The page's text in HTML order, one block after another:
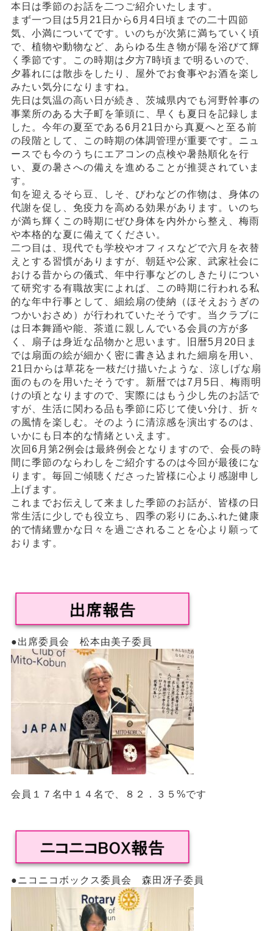
本日は季節のお話を二つご紹介いたします。
まず一つ目は5月21日から6月4日頃までの二十四節
気、小満についてです。いのちが次第に満ちていく頃
で、植物や動物など、あらゆる生き物が陽を浴びて輝
く季節です。この時期は夕方7時頃まで明るいので、
夕暮れには散歩をしたり、屋外でお食事やお酒を楽し
みたい気分になりますね。
先日は気温の高い日が続き、茨城県内でも河野幹事の
事業所のある大子町を筆頭に、早くも夏日を記録しま
した。今年の夏至である6月21日から真夏へと至る前
の段階として、この時期の体調管理が重要です。ニュ
ースでも今のうちにエアコンの点検や暑熱順化を行
い、夏の暑さへの備えを進めることが推奨されていま
す。
旬を迎えるそら豆、しそ、びわなどの作物は、身体の
代謝を促し、免疫力を高める効果があります。いのち
が満ち輝くこの時期にぜひ身体を内外から整え、梅雨
や本格的な夏に備えてください。
二つ目は、現代でも学校やオフィスなどで六月を衣替
えとする習慣がありますが、朝廷や公家、武家社会に
おける昔からの儀式、年中行事などのしきたりについ
て研究する有職故実によれば、この時期に行われる私
的な年中行事として、細絵扇の使納（ほそえおうぎの
つかいおさめ）が行われていたそうです。当クラブに
は日本舞踊や能、茶道に親しんでいる会員の方が多
く、扇子は身近な品物かと思います。旧暦5月20日ま
では扇面の絵が細かく密に書き込まれた細扇を用い、
21日からは草花を一枝だけ描いたような、涼しげな扇
面のものを用いたそうです。新暦では7月5日、梅雨明
けの頃となりますので、実際にはもう少し先のお話で
すが、生活に関わる品も季節に応じて使い分け、折々
の風情を楽しむ。そのように清涼感を演出するのは、
いかにも日本的な情緒といえます。
次回6月第2例会は最終例会となりますので、会長の時
間に季節のならわしをご紹介するのは今回が最後にな
ります。毎回ご傾聴くださった皆様に心より感謝申し
上げます。
これまでお伝えして来ました季節のお話が、皆様の日
常生活に少しでも役立ち、四季の彩りにあふれた健康
的で情緒豊かな日々を過ごされることを心より願って
おります。
●出席委員会 松本由美子委員
会員１７名中１４名で、８２．３５%です
●ニコニコボックス委員会 森田冴子委員